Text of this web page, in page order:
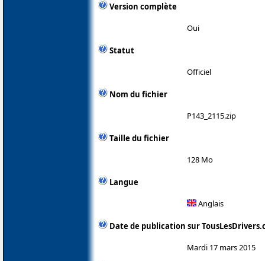
Version complète
Oui
Statut
Officiel
Nom du fichier
P143_2115.zip
Taille du fichier
128 Mo
Langue
Anglais
Date de publication sur
Mardi 17 mars 2015